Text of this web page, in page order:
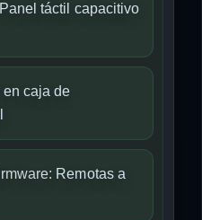
Panel táctil capacitivo
en caja de
Remotas a